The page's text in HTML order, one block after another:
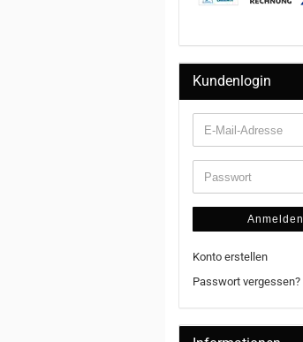
Kundenlogin
Anmelden
Konto erstellen
Passwort vergessen?